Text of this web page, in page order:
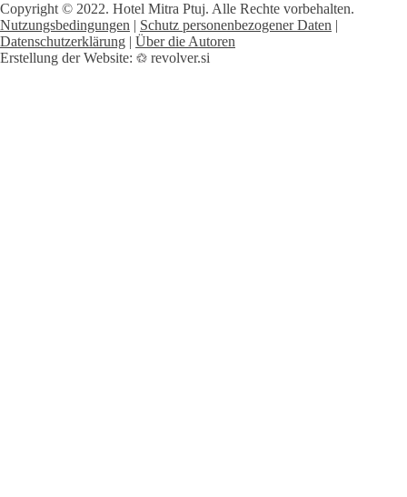
Copyright © 2022. Hotel Mitra Ptuj. Alle Rechte vorbehalten.
Nutzungsbedingungen | Schutz personenbezogener Daten |
Datenschutzerklärung | Über die Autoren
Erstellung der Website:
revolver.si